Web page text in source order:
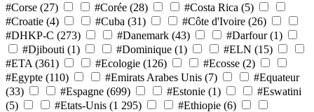
#Corse (27) #Corée (28) #Costa Rica (5)
#Croatie (4) #Cuba (31) #Côte d'Ivoire (26)
#DHKP-C (273) #Danemark (43) #Darfour (1)
#Djibouti (1) #Dominique (1) #ELN (15)
#ETA (361) #Ecologie (126) #Ecosse (2)
#Egypte (110) #Emirats Arabes Unis (7)
#Equateur
(33)
#Espagne (699) #Estonie (1)
#Eswatini
(5)
#Etats-Unis (1 295) #Ethiopie (6)